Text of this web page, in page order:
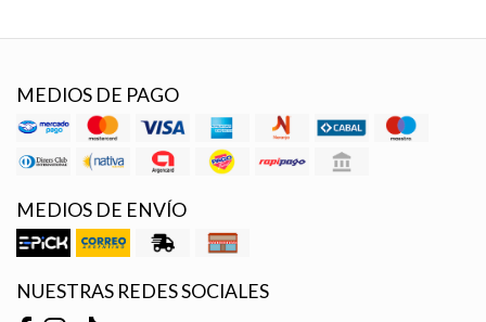
MEDIOS DE PAGO
MEDIOS DE ENVÍO
NUESTRAS REDES SOCIALES